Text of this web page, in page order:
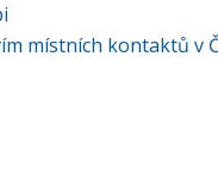
místních kontaktů v